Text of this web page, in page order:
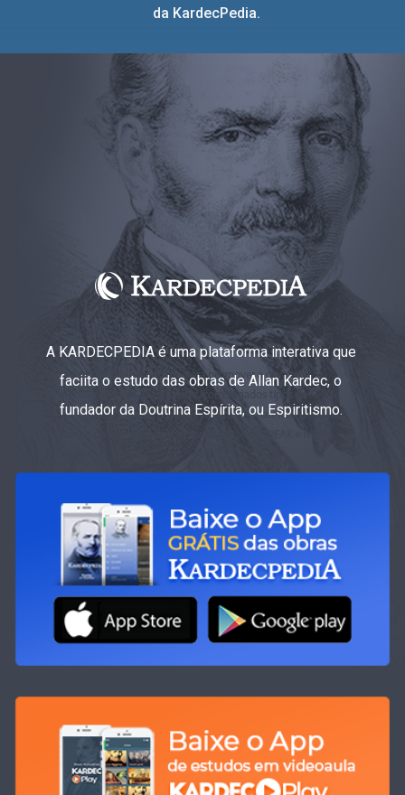
da KardecPedia.
A KARDECPEDIA é uma plataforma interativa que
faciita o estudo das obras de Allan Kardec, o
fundador da Doutrina Espírita, ou Espiritismo.